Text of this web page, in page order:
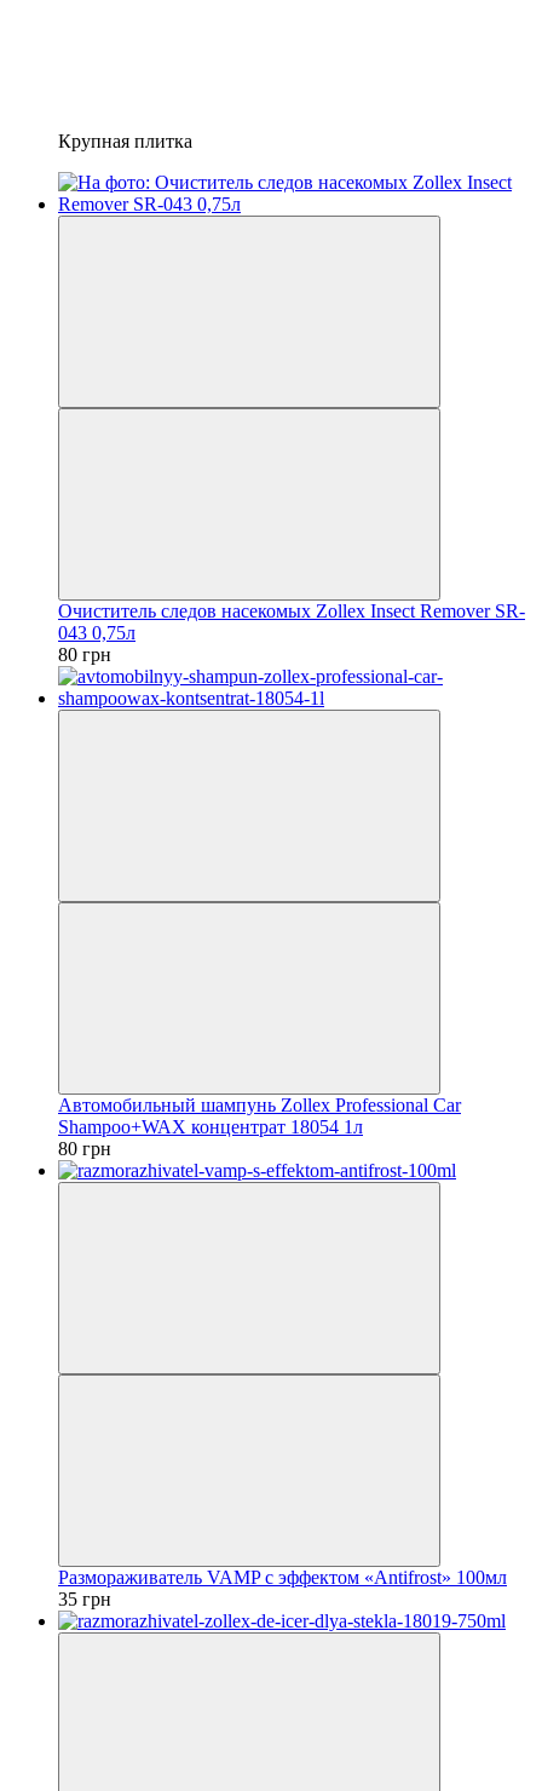
Крупная плитка
Очиститель следов насекомых Zollex Insect Remover SR-
043 0,75л
80 грн
Автомобильный шампунь Zollex Professional Car
Shampoo+WAX концентрат 18054 1л
80 грн
Размораживатель VAMP с эффектом «Antifrost» 100мл
35 грн